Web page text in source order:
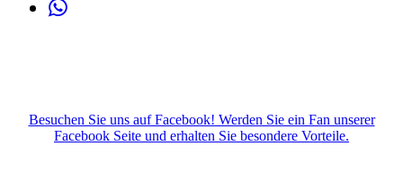
Besuchen Sie uns auf Facebook! Werden Sie ein Fan unserer
Facebook Seite und erhalten Sie besondere Vorteile.